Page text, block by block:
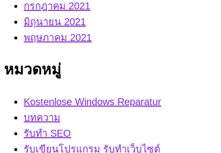
กรกฎาคม 2021
มิถุนายน 2021
พฤษภาคม 2021
หมวดหมู่
Kostenlose Windows Reparatur
บทความ
รับทำ SEO
รับเขียนโปรแกรม รับทำเว็บไซต์